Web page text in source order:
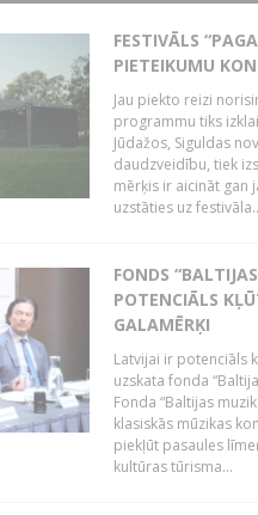
FESTIVĀLS
PIETEIKUMU
Jau piekto reizi
programmu tiks
Jūdažos, Siguldas
daudzveidību, tiek
mērķis ir aicināt gan
uzstāties uz
FONDS
POTENCIĀLS
GALAMĒRĶI
Latvijai ir potenciāls
uzskata fonda
Fonda “Baltijas
klasiskās mūzikas
piekļūt pasaules
kultūras tūrisma...